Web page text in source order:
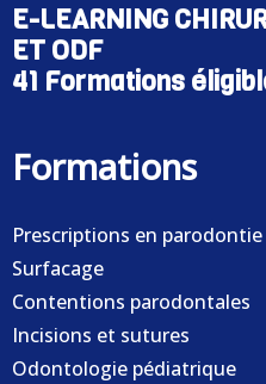
E-LEARNING
ET ODF
41 Formations
Formations
Prescriptions en parodontie
Surfacage
Contentions parodontales
Incisions et sutures
Odontologie pédiatrique